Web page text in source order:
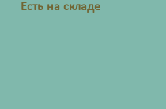
Есть на складе